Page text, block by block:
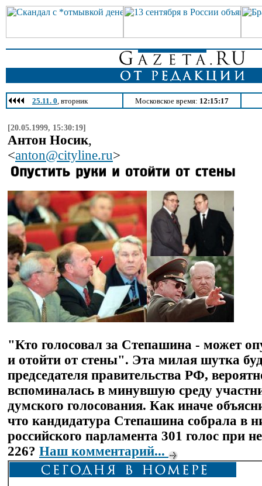
25.11. 0, вторник Московское время: 12:15:17
[20.05.1999, 15:30:19]
Антон Носик,
<anton@cityline.ru>
"Кто голосовал за Степашина - может
и отойти от стены". Эта милая шутка
председателя правительства РФ,
вспоминалась в минувшую среду
думского голосования. Как иначе
что кандидатура Степашина собрала в
российского парламента 301 голос при
226? Наш комментарий...